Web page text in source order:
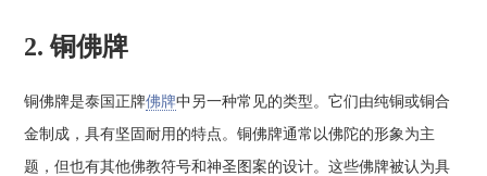
2. 铜佛牌
铜佛牌是泰国正牌佛牌中另一种常见的类型。它们由纯铜或铜合
金制成，具有坚固耐用的特点。铜佛牌通常以佛陀的形象为主
题，但也有其他佛教符号和神圣图案的设计。这些佛牌被认为具